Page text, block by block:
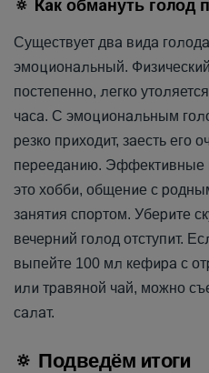
🔅 Как обмануть голод
Существует два вида
эмоциональный.
постепенно, легко
часа. С эмоциональным
резко приходит, заесть его
перееданию.
это хобби, общение с
занятия спортом. Уберите
вечерний голод отступит.
выпейте 100 мл кефира с
или травяной чай, можно
салат.
🔅 Подведём итоги
ПРОГРАММЫ